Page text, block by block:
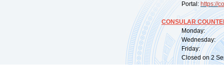
Portal: https://
CONSULAR
Monday:
Wednesday:
Friday:
Closed on 2